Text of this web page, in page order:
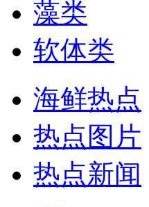
藻类
软体类
海鲜热点
热点图片
热点新闻